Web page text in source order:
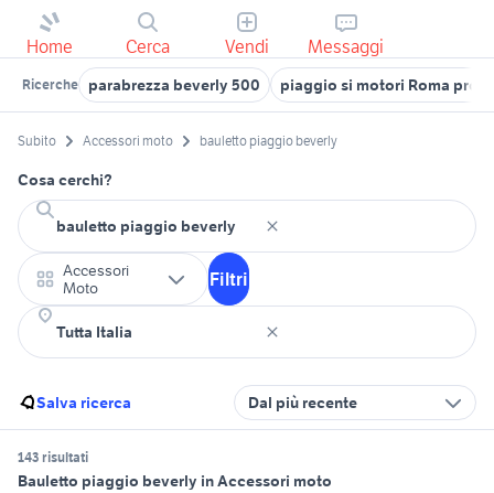
Home Cerca Vendi Messaggi
Ricerche parabrezza beverly 500 piaggio si motori Roma
Subito Accessori moto bauletto piaggio beverly
Cosa cerchi?
Accessori
Moto
Filtri
Salva ricerca Dal più recente
143 risultati
Bauletto piaggio beverly in Accessori moto